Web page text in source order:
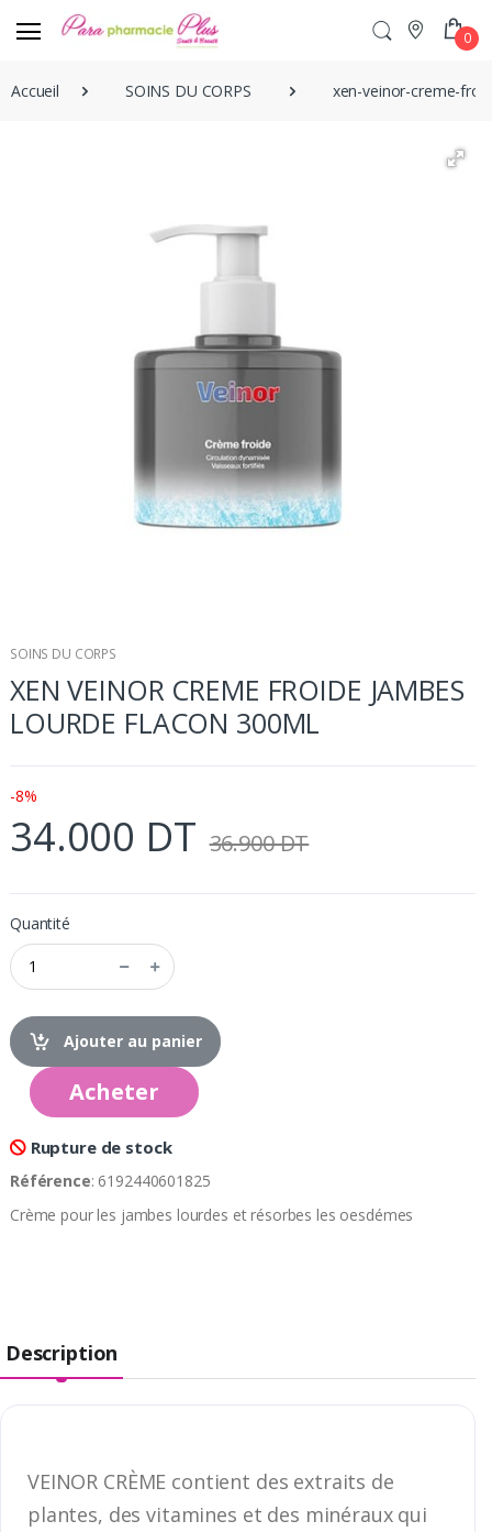
0
Accueil SOINS DU CORPS xen-veinor-creme-
SOINS DU CORPS
XEN VEINOR CREME FROIDE JAMBES
LOURDE FLACON 300ML
-8%
34.000 DT 36.900 DT
Quantité
Ajouter au panier
Acheter
Rupture de stock
Référence: 6192440601825
Crème pour les jambes lourdes et résorbes les oesdémes
Description
VEINOR CRÈME contient des extraits de
plantes, des vitamines et des minéraux qui